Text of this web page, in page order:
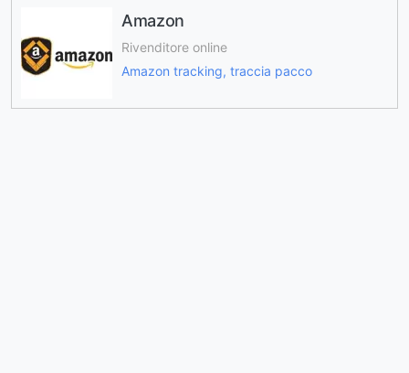
Amazon
Rivenditore online
Amazon tracking, traccia pacco